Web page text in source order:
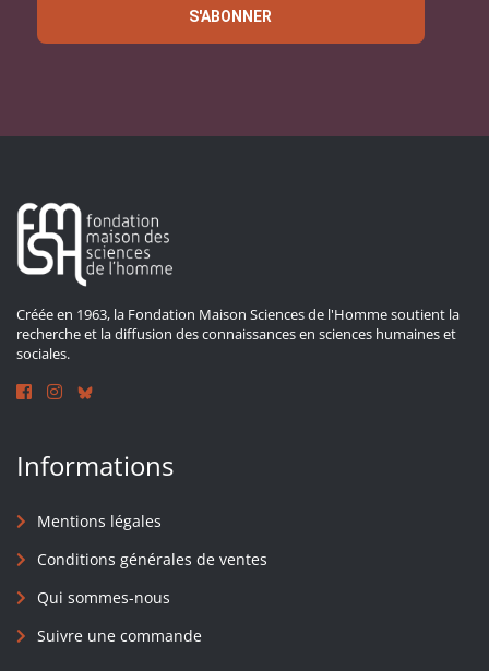
S'ABONNER
Créée en 1963, la Fondation Maison Sciences de l'Homme soutient la
recherche et la diffusion des connaissances en sciences humaines et
sociales.
Informations
Mentions légales
Conditions générales de ventes
Qui sommes-nous
Suivre une commande